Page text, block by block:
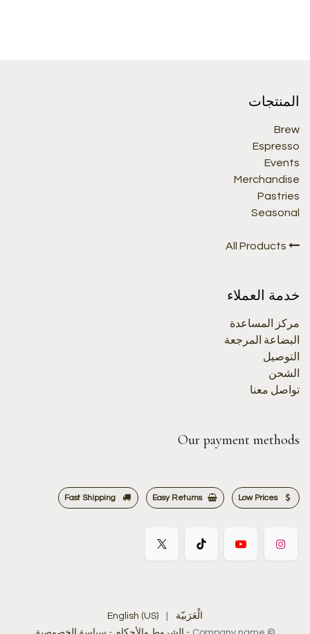
المنتجات
Brew
Espresso
Events
Merchandise
Pastries
Seasonal
خدمة العملاء
مركز المساعدة
البضاعة المرجعة
التوصيل
الشحن
تواصل معنا
Our payment methods
Low Prices
Easy Returns
الْعَرَبيّة English (US)